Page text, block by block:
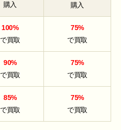
購入
購入
100%
で買取
75%
で買取
90%
で買取
75%
で買取
85%
で買取
75%
で買取